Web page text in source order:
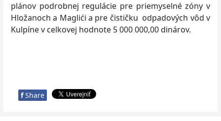
plánov podrobnej regulácie pre priemyselné zóny v
Hložanoch a Maglići a pre čističku odpadových vôd v
Kulpíne v celkovej hodnote 5 000 000,00 dinárov.
f Share